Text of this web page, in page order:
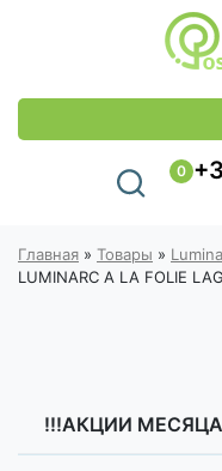
0
Главная » Товары »
LUMINARC A LA FOLIE
!!!АКЦИИ